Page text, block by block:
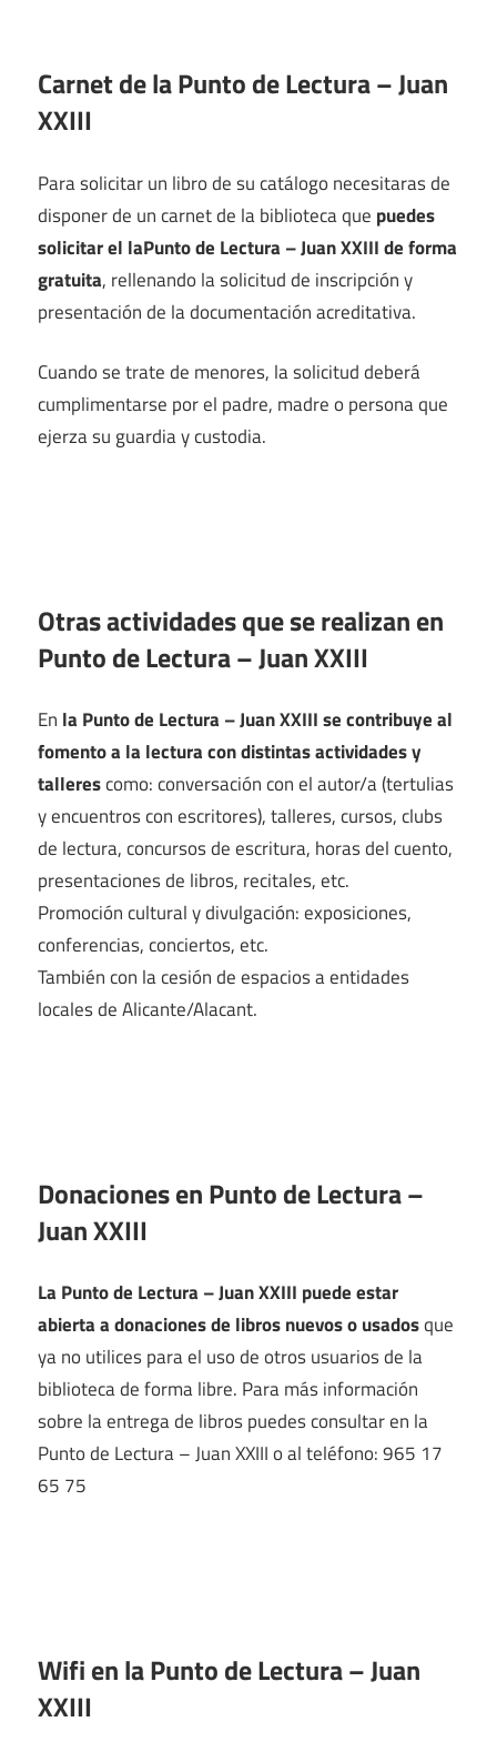
Carnet de la Punto de Lectura – Juan
XXIII
Para solicitar un libro de su catálogo necesitaras de
disponer de un carnet de la biblioteca que puedes
solicitar el laPunto de Lectura – Juan XXIII de forma
gratuita, rellenando la solicitud de inscripción y
presentación de la documentación acreditativa.
Cuando se trate de menores, la solicitud deberá
cumplimentarse por el padre, madre o persona que
ejerza su guardia y custodia.
Otras actividades que se realizan en
Punto de Lectura – Juan XXIII
En la Punto de Lectura – Juan XXIII se contribuye al
fomento a la lectura con distintas actividades y
tallerescomo: conversación con el autor/a (tertulias
y encuentros con escritores), talleres, cursos, clubs
de lectura, concursos de escritura, horas del cuento,
presentaciones de libros, recitales, etc.
Promoción cultural y divulgación: exposiciones,
conferencias, conciertos, etc.
También con la cesión de espacios a entidades
locales de Alicante/Alacant.
Donaciones en Punto de Lectura –
Juan XXIII
La Punto de Lectura – Juan XXIII puede estar
abierta a donaciones de libros nuevos o usadosque
ya no utilices para el uso de otros usuarios de la
biblioteca de forma libre. Para más información
sobre la entrega de libros puedes consultar en la
Punto de Lectura – Juan XXIII o al teléfono: 965 17
65 75
Wifi en laPunto de Lectura – Juan
XXIII